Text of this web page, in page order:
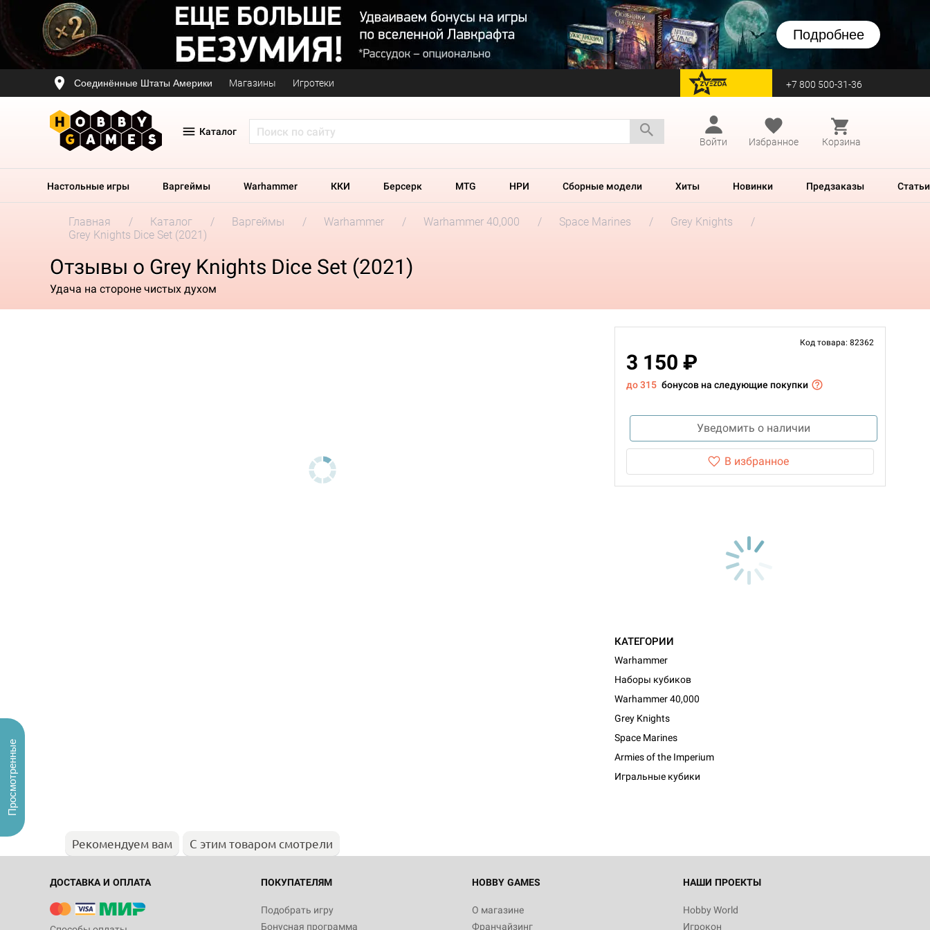
Подробнее
Соединённые Штаты Америки Магазины Игротеки перейти на Zvezda +7 800 500-31-36
Каталог
Войти
Избранное Корзина
Настольные игры Варгеймы Warhammer ККИ Берсерк MTG НРИ Сборные модели Хиты Новинки Предзаказы Статьи
Главная Каталог Варгеймы Warhammer Warhammer 40,000 Space Marines
Grey Knights
Grey Knights Dice Set (2021)
Отзывы о Grey Knights Dice Set (2021)
Удача на стороне чистых духом
Код товара: 82362
3 150 ₽
до 315 бонусов на следующие покупки
Уведомить о наличии
В избранное
КАТЕГОРИИ
Warhammer
Наборы кубиков
Warhammer 40,000
Grey Knights
Space Marines
Armies of the Imperium
Игральные кубики
Рекомендуем вам С этим товаром смотрели
ДОСТАВКА И ОПЛАТА ПОКУПАТЕЛЯМ
Подобрать игру
Бонусная программа
HOBBY GAMES
О магазине
Франчайзинг
НАШИ ПРОЕКТЫ
Hobby World
Игрокон
Просмотренные
Настольная игра Hobby World Монстры
Белая смерть
12 990